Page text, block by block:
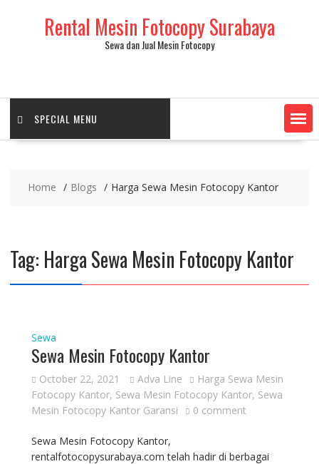
Rental Mesin Fotocopy Surabaya
Sewa dan Jual Mesin Fotocopy
SPECIAL MENU
Home Blogs Harga Sewa Mesin Fotocopy Kantor
Tag: Harga Sewa Mesin Fotocopy Kantor
Sewa
Sewa Mesin Fotocopy Kantor
October 22, 2021 Adva Line
Harga Sewa Mesin
Fotocopy Kantor, Sewa Mesin Fotocopy Kantor, Sewa
Mesin Fotocopy Kantor Garansi
0 comment
Sewa Mesin Fotocopy Kantor,
rentalfotocopysurabaya.com telah hadir di berbagai